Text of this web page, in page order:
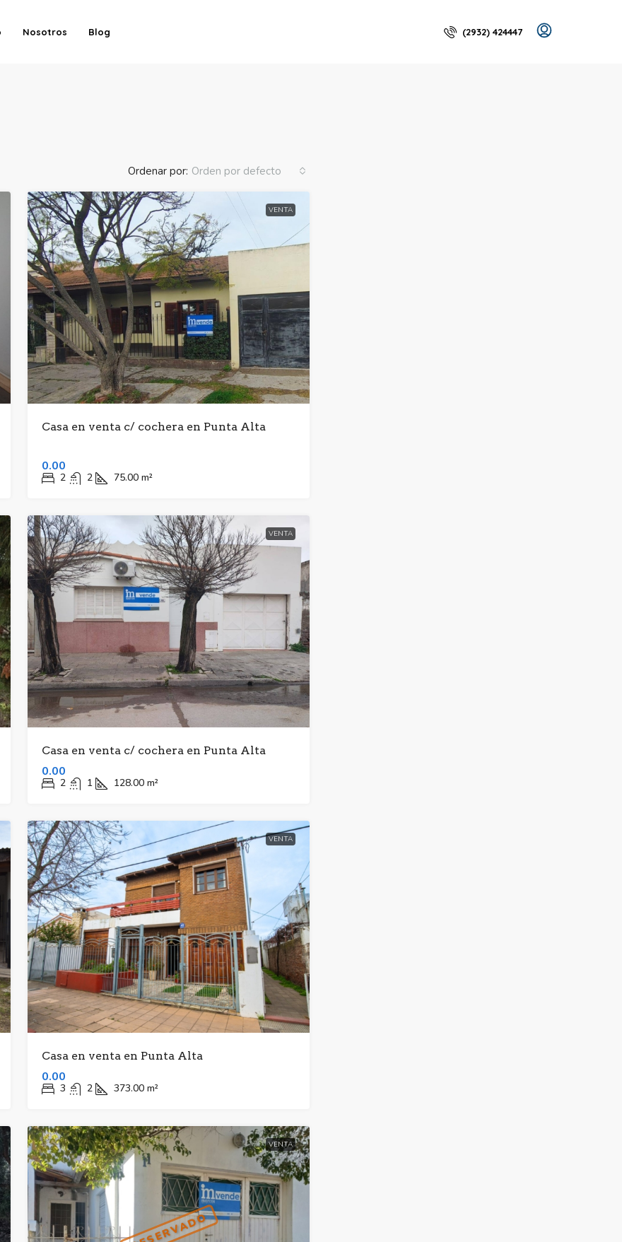
Nosotros Blog (2932) 424447
Ordenar por: Orden por defecto
VENTA
Casa en venta c/ cochera en Punta Alta
0.00
2 2 75.00 m²
VENTA
Casa en venta c/ cochera en Punta Alta
0.00
2 1 128.00 m²
VENTA
Casa en venta en Punta Alta
0.00
3 2 373.00 m²
VENTA
RESERVADO